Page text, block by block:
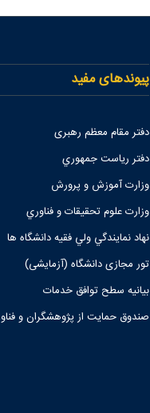
پیوندهای مفید
دفتر مقام معظم رهبری
دفتر رياست جمهوري
وزارت آموزش و پرورش
وزارت علوم تحقيقات و فناوري
نهاد نمايندگي ولي فقيه دانشگاه ها
تور مجازی دانشگاه (آزمایشی)
بیانیه سطح توافق خدمات
صندوق حمايت از پژوهشگران و